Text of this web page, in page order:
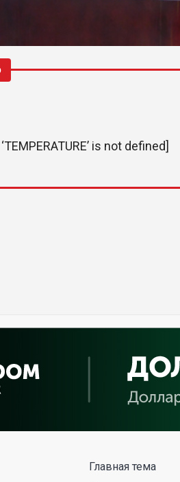
is not defined]
Главная тема